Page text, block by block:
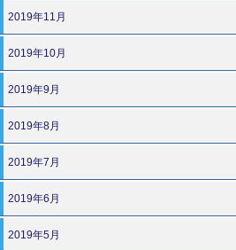
2019年11月
2019年10月
2019年9月
2019年8月
2019年7月
2019年6月
2019年5月